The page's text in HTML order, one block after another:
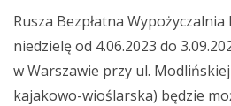
Rusza Bezpłatna Wypożyczalnia
niedzielę od 4.06.2023 do
w Warszawie przy ul.
kajakowo-wioślarska) będzie